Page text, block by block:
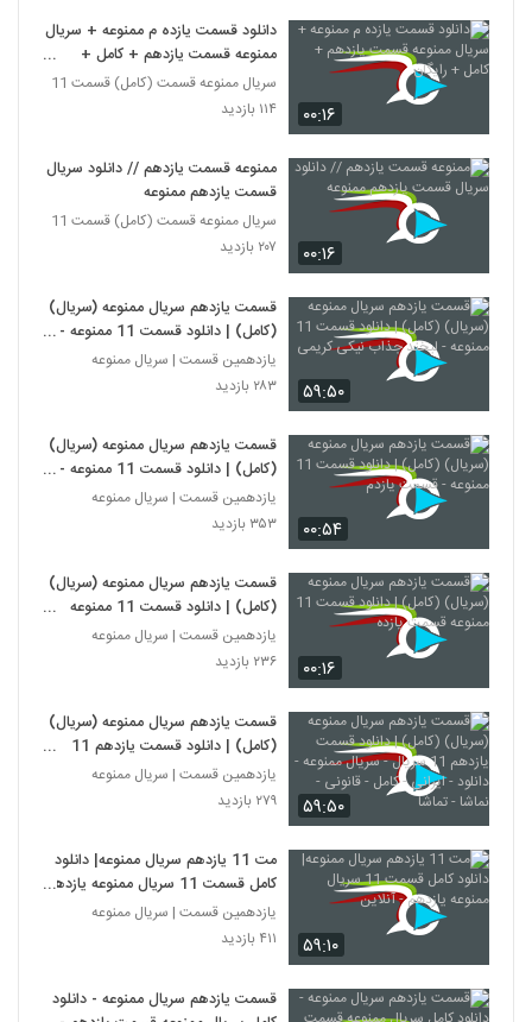
۰۰:۱۶
دانلود قسمت یازده م ممنوعه + سریال
ممنوعه قسمت یازدهم + کامل +
رایگان
سریال ممنوعه قسمت (کامل) قسمت 11
۱۱۴ بازدید
۰۰:۱۶
ممنوعه قسمت یازدهم // دانلود سریال
قسمت یازدهم ممنوعه
سریال ممنوعه قسمت (کامل) قسمت 11
۲۰۷ بازدید
۵۹:۵۰
قسمت یازدهم سریال ممنوعه (سریال)
(کامل) | دانلود قسمت 11 ممنوعه -
لبخند جذاب نیکی کریمی
یازدهمین قسمت | سریال ممنوعه
۲۸۳ بازدید
۰۰:۵۴
قسمت یازدهم سریال ممنوعه (سریال)
(کامل) | دانلود قسمت 11 ممنوعه -
قسمت یازدم
یازدهمین قسمت | سریال ممنوعه
۳۵۳ بازدید
۰۰:۱۶
قسمت یازدهم سریال ممنوعه (سریال)
(کامل) | دانلود قسمت 11 ممنوعه
قسمت یازده
یازدهمین قسمت | سریال ممنوعه
۲۳۶ بازدید
۵۹:۵۰
قسمت یازدهم سریال ممنوعه (سریال)
(کامل) | دانلود قسمت یازدهم 11
سریال - سریال ممنوعه - دانلود -
ایرانی - کامل - قانونی - نماشا - تماشا
یازدهمین قسمت | سریال ممنوعه
۲۷۹ بازدید
۵۹:۱۰
مت 11 يازدهم سريال ممنوعه| دانلود
کامل قسمت 11 سريال ممنوعه يازدهم
- آنلاین
یازدهمین قسمت | سریال ممنوعه
۴۱۱ بازدید
قسمت یازدهم سریال ممنوعه - دانلود